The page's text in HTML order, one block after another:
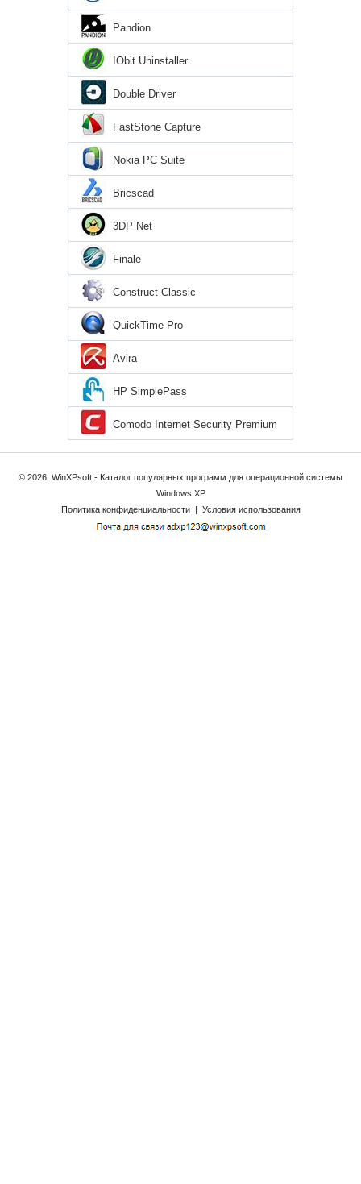
Pandion
IObit Uninstaller
Double Driver
FastStone Capture
Nokia PC Suite
Bricscad
3DP Net
Finale
Construct Classic
QuickTime Pro
Avira
HP SimplePass
Comodo Internet Security Premium
© 2026, WinXPsoft - Каталог популярных программ для операционной системы
Windows XP
Политика конфиденциальности
Условия использования